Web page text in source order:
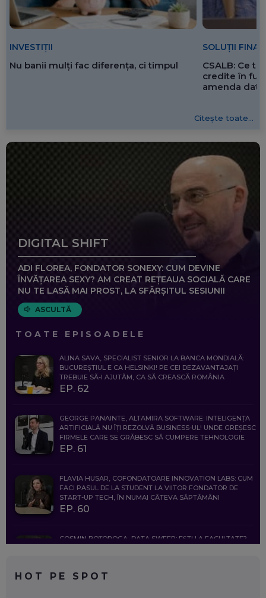
INVESTIȚII
Nu banii mulți fac diferența, ci timpul
SOLUȚII
CSALB: Ce
credite în
amenda
Citește toate...
DIGITAL SHIFT
ADI FLOREA, FONDATOR SONEXY: CUM DEVINE
ÎNVĂȚAREA SEXY? AM CREAT REȚEAUA SOCIALĂ CARE
NU TE LASĂ MAI PROST, LA SFÂRȘITUL SESIUNII
ASCULTĂ
TOATE EPISOADELE
ALINA SAVA, SPECIALIST SENIOR LA BANCA MONDIALĂ:
BUCUREȘTIUL E CA HELSINKI! PE CEI DEZAVANTAJAȚI
TREBUIE SĂ-I AJUTĂM, CA SĂ CREASCĂ ROMÂNIA
EP. 62
GEORGE PANAINTE, ALTAMIRA SOFTWARE: INTELIGENȚA
ARTIFICIALĂ NU ÎȚI REZOLVĂ BUSINESS-UL! UNDE GREȘESC
FIRMELE CARE SE GRĂBESC SĂ CUMPERE TEHNOLOGIE
EP. 61
FLAVIA HUSAR, COFONDATOARE INNOVATION LABS: CUM
FACI PASUL DE LA STUDENT LA VIITOR FONDATOR DE
START-UP TECH, ÎN NUMAI CÂTEVA SĂPTĂMÂNI
EP. 60
COSMIN BOȚOROGA, DATA SWEEP: EȘTI LA FACULTATE?
HOT PE SPOT